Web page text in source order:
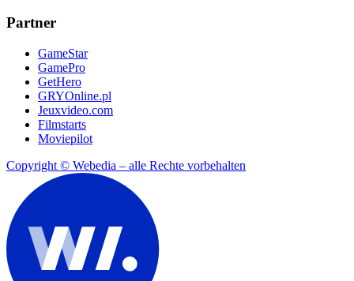
Partner
GameStar
GamePro
GetHero
GRYOnline.pl
Jeuxvideo.com
Filmstarts
Moviepilot
Copyright © Webedia – alle Rechte vorbehalten